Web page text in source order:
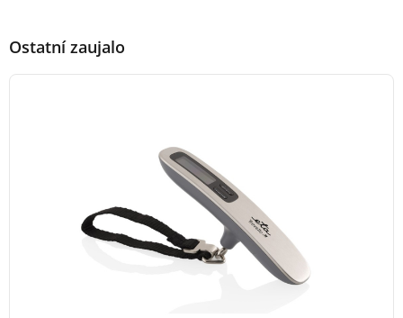
Ostatní zaujalo